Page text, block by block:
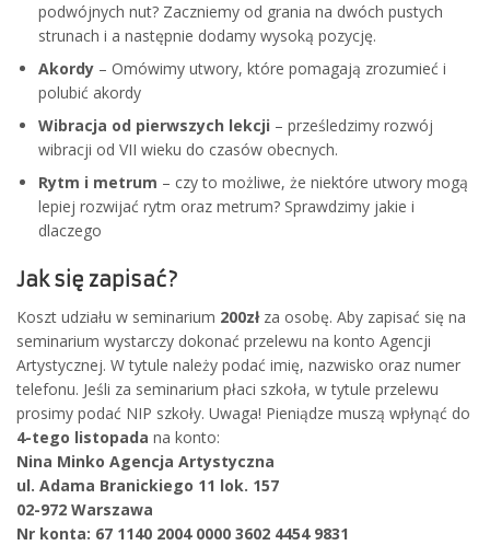
podwójnych nut? Zaczniemy od grania na dwóch pustych
strunach i a następnie dodamy wysoką pozycję.
Akordy – Omówimy utwory, które pomagają zrozumieć i
polubić akordy
Wibracja od pierwszych lekcji – prześledzimy rozwój
wibracji od VII wieku do czasów obecnych.
Rytm i metrum – czy to możliwe, że niektóre utwory mogą
lepiej rozwijać rytm oraz metrum? Sprawdzimy jakie i
dlaczego
Jak się zapisać?
Koszt udziału w seminarium 200złza osobę. Aby zapisać się na
seminarium wystarczy dokonać przelewu na konto Agencji
Artystycznej. W tytule należy podać imię, nazwisko oraz numer
telefonu. Jeśli za seminarium płaci szkoła, w tytule przelewu
prosimy podać NIP szkoły. Uwaga! Pieniądze muszą wpłynąć do
4-tego listopada na konto:
Nina Minko Agencja Artystyczna
ul. Adama Branickiego 11 lok. 157
02-972 Warszawa
Nr konta: 67 1140 2004 0000 3602 4454 9831